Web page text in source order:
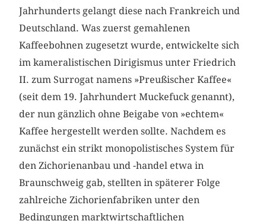
Jahrhunderts gelangt diese nach Frankreich und
Deutschland. Was zuerst gemahlenen
Kaffeebohnen zugesetzt wurde, entwickelte sich
im kameralistischen Dirigismus unter Friedrich
II. zum Surrogat namens »Preußischer Kaffee«
(seit dem 19. Jahrhundert Muckefuck genannt),
der nun gänzlich ohne Beigabe von »echtem«
Kaffee hergestellt werden sollte. Nachdem es
zunächst ein strikt monopolistisches System für
den Zichorienanbau und -handel etwa in
Braunschweig gab, stellten in späterer Folge
zahlreiche Zichorienfabriken unter den
Bedingungen marktwirtschaftlichen